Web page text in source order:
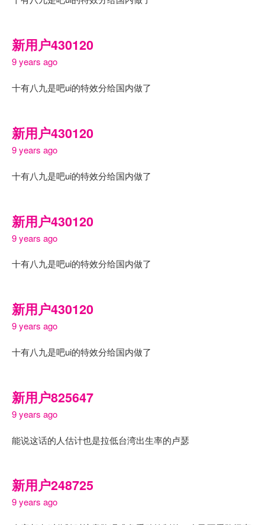
新用户430120
9 years ago
十有八九是吧ui的特效分给国内做了
新用户430120
9 years ago
十有八九是吧ui的特效分给国内做了
新用户430120
9 years ago
十有八九是吧ui的特效分给国内做了
新用户430120
9 years ago
十有八九是吧ui的特效分给国内做了
新用户825647
9 years ago
能说这话的人估计也是拉低台湾出生率的卢瑟
新用户248725
9 years ago